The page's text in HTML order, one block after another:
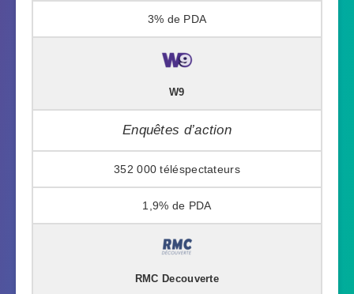
3%
W9
Enquêtes d’action
352 000
1,9%
RMC Decouverte